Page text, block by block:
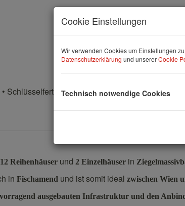
12 Reihenhäuser und 2 Einzelhäuser in
in Fischamend und ist somit ideal zwischen Wien
ausgebauten Infrastruktur und den
Cookie Einstellungen
Wir verwenden Cookies um Einstellungen
Datenschutzerklärung und unsererCookie
Technisch notwendige Cookies